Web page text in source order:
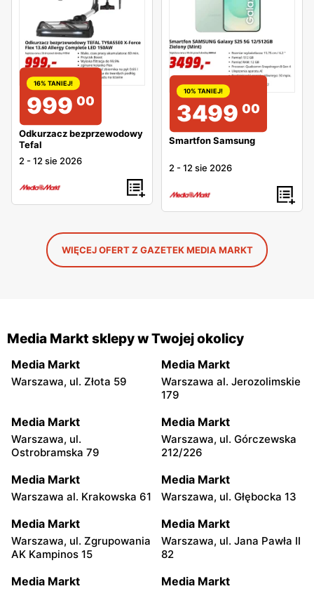
16% TANIEJ!
999 00
Odkurzacz bezprzewodowy
Tefal
2 -12 sie 2026
10% TANIEJ!
3499 00
Smartfon Samsung
2 -12 sie 2026
WIĘCEJ OFERT Z GAZETEK MEDIA MARKT
Media Markt sklepy w Twojej okolicy
Media Markt
Warszawa, ul. Złota 59
Media Markt
Warszawa al. Jerozolimskie
179
Media Markt
Warszawa, ul.
Ostrobramska 79
Media Markt
Warszawa, ul. Górczewska
212/226
Media Markt
Warszawa al. Krakowska 61
Media Markt
Warszawa, ul. Głębocka 13
Media Markt
Warszawa, ul. Zgrupowania
AK Kampinos 15
Media Markt
Warszawa, ul. Jana Pawła II
82
Media Markt Media Markt